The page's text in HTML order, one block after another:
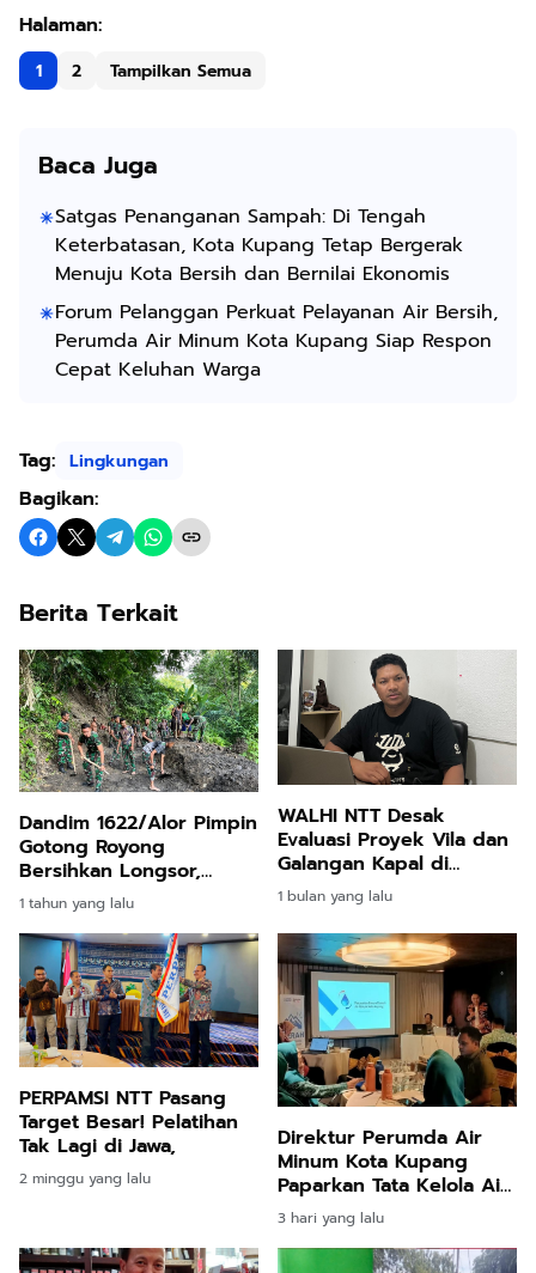
1 2 Tampilkan Semua
Baca Juga
Satgas Penanganan Sampah: Di Tengah
Keterbatasan, Kota Kupang Tetap Bergerak
Menuju Kota Bersih dan Bernilai Ekonomis
Forum Pelanggan Perkuat Pelayanan Air Bersih,
Perumda Air Minum Kota Kupang Siap Respon
Cepat Keluhan Warga
Tag: Lingkungan
Bagikan:
Berita Terkait
Dandim 1622/Alor Pimpin
Gotong Royong
Bersihkan Longsor,
Pastikan Akses Jalan
1 tahun yang lalu
WALHI NTT Desak
Evaluasi Proyek Vila dan
Galangan Kapal di
Wairterang, Minta KLHK
Bertindak Tegas
1 bulan yang lalu
PERPAMSI NTT Pasang
Target Besar! Pelatihan
Tak Lagi di Jawa,
2 minggu yang lalu
Direktur Perumda Air
Minum Kota Kupang
Paparkan Tata Kelola Air
dalam Forum Tahunan
PLAN International di
Bali
3 hari yang lalu